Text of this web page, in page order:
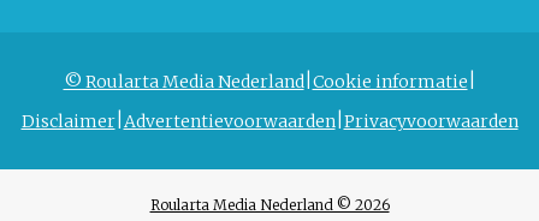
© Roularta Media Nederland Cookie informatie
Disclaimer Advertentievoorwaarden Privacyvoorwaarden
Roularta Media Nederland © 2026